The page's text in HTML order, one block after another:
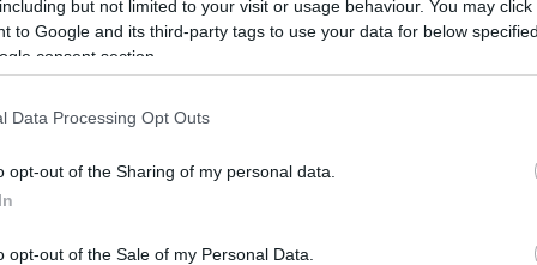
but not limited to your visit or usage behaviour. You may
to Google and its third-party tags to use your data for below
consent section.
Data Processing Opt Outs
opt-out of the Sharing of my personal data.
opt-out of the Sale of my Personal Data.
szerződése az idei évben lejár, a
nappal ezelőtt azt is bejelentették, hogy
költözés természetesen a thaiföldi
bár sajnálják a kialakult helyzetet, de